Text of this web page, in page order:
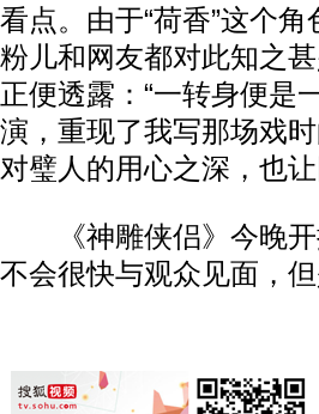
看点。由于“荷香”这个
粉儿和网友都对此知之
正便透露：“一转身便是
演，重现了我写那场戏
对璧人的用心之深，也
《神雕侠侣》今晚开
不会很快与观众见面，